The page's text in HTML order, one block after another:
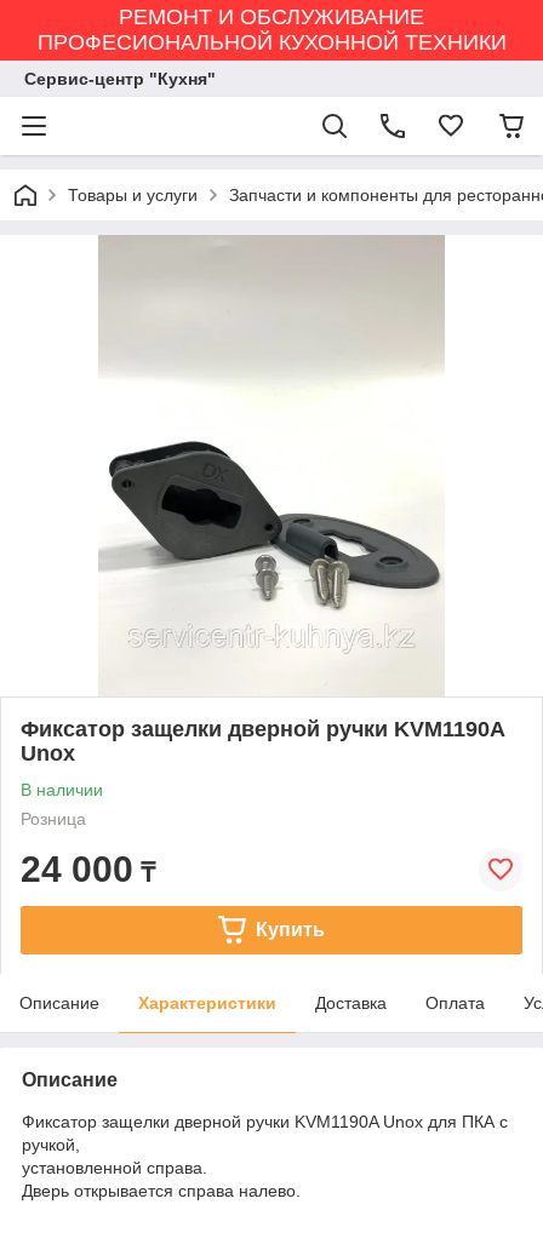
РЕМОНТ И ОБСЛУЖИВАНИЕ
ПРОФЕСИОНАЛЬНОЙ КУХОННОЙ ТЕХНИКИ
Сервис-центр "Кухня"
Товары и услуги Запчасти и компоненты для
Фиксатор защелки дверной ручки KVM1190A
Unox
В наличии
Розница
24 000 ₸
Купить
Описание Характеристики Доставка Оплата
Описание
Фиксатор защелки дверной ручки KVM1190A Unox для ПКА с
ручкой,
установленной справа.
Дверь открывается справа налево.